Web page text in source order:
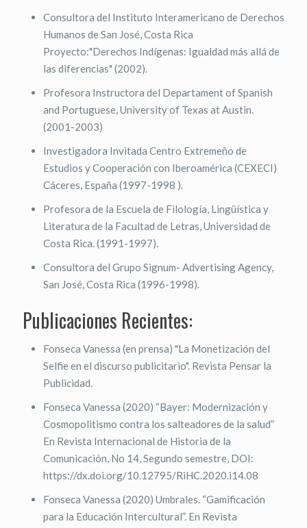
Consultora del Instituto Interamericano de Derechos
Humanos de San José, Costa Rica
Proyecto:"Derechos Indígenas: Igualdad más allá de
las diferencias" (2002).
Profesora Instructora del Departament of Spanish
and Portuguese, University of Texas at Austin.
(2001-2003)
Investigadora Invitada Centro Extremeño de
Estudios y Cooperación con Iberoamérica (CEXECI)
Cáceres, España (1997-1998 ).
Profesora de la Escuela de Filología, Lingüística y
Literatura de la Facultad de Letras, Universidad de
Costa Rica. (1991-1997).
Consultora del Grupo Signum- Advertising Agency,
San José, Costa Rica (1996-1998).
Publicaciones Recientes:
Fonseca Vanessa (en prensa) "La Monetización del
Selfie en el discurso publicitario". Revista Pensar la
Publicidad.
Fonseca Vanessa (2020) “Bayer: Modernización y
Cosmopolitismo contra los salteadores de la salud”
En Revista Internacional de Historia de la
Comunicación, No 14, Segundo semestre, DOI:
https://dx.doi.org/10.12795/RiHC.2020.i14.08
Fonseca Vanessa (2020) Umbrales. “Gamificación
para la Educación Intercultural”. En Revista